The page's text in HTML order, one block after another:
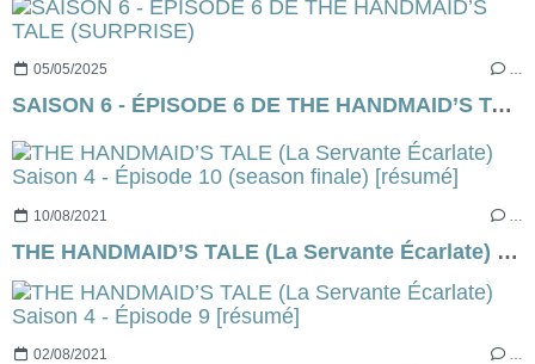
05/05/2025 …
SAISON 6 - ÉPISODE 6 DE THE HANDMAID’S TALE (SURPRISE)
10/08/2021
THE HANDMAID’S TALE (La Servante Écarlate) Saison 4 - Épisode 10 (season finale) [résumé]
02/08/2021 …